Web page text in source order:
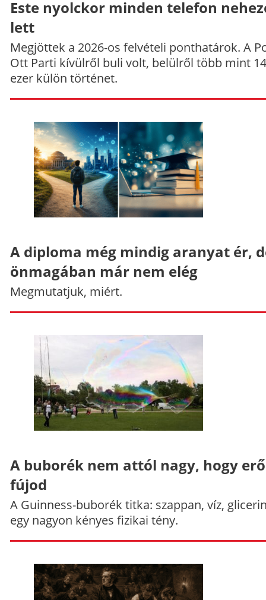
Este nyolckor minden telefon
lett
Megjöttek a 2026-os felvételi ponthatárok. A
Ott Parti kívülről buli volt, belülről több mint
ezer külön történet.
A diploma még mindig aranyat ér,
önmagában már nem elég
Megmutatjuk, miért.
A buborék nem attól nagy, hogy
fújod
A Guinness-buborék titka: szappan, víz,
egy nagyon kényes fizikai tény.